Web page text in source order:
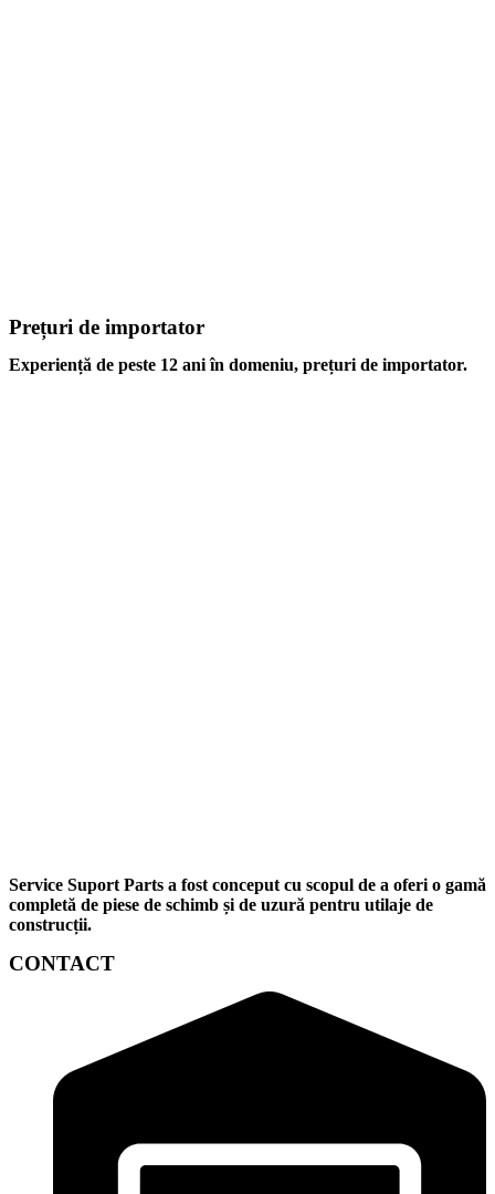
Prețuri de importator
Experiență de peste 12 ani în domeniu, prețuri de importator.
Service Suport Parts a fost conceput cu scopul de a oferi o gamă
completă de piese de schimb și de uzură pentru utilaje de
construcții.
CONTACT